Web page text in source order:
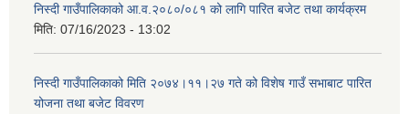
निस्दी गाउँपालिकाको आ.व.२०८०/०८१ को लागि पारित बजेट तथा कार्यक्रम
मिति: 07/16/2023 - 13:02
निस्दी गाउँपालिकाको मिति २०७४।११।२७ गते को विशेष गाउँ सभाबाट पारित
योजना तथा बजेट विवरण